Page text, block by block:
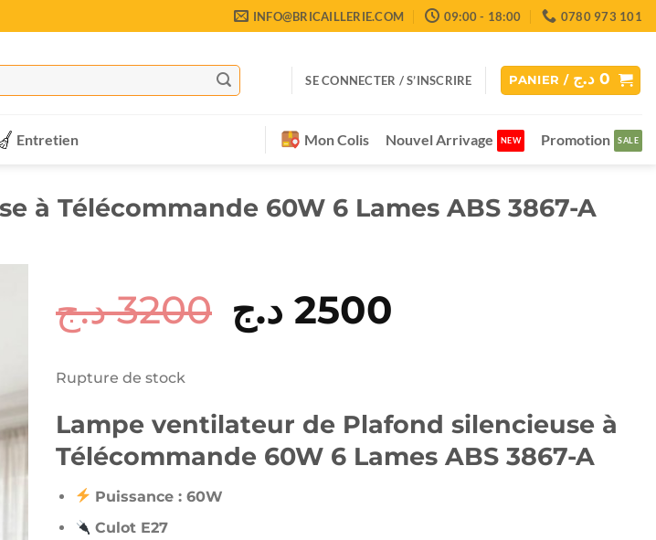
INFO@BRICAILLERIE.COM 09:00 - 18:00 0780 973 101
SE CONNECTER / S’INSCRIRE PANIER / 0 د.ج
Entretien Mon Colis Nouvel Arrivage Promotion
à Télécommande 60W 6 Lames ABS 3867-A
3200 د.ج
Le
prix
3200 د.ج.
2500 د.ج
2500 د.ج.
Rupture de stock
Lampe ventilateur de Plafond silencieuse à
Télécommande 60W 6 Lames ABS 3867-A
Puissance : 60W
Culot E27